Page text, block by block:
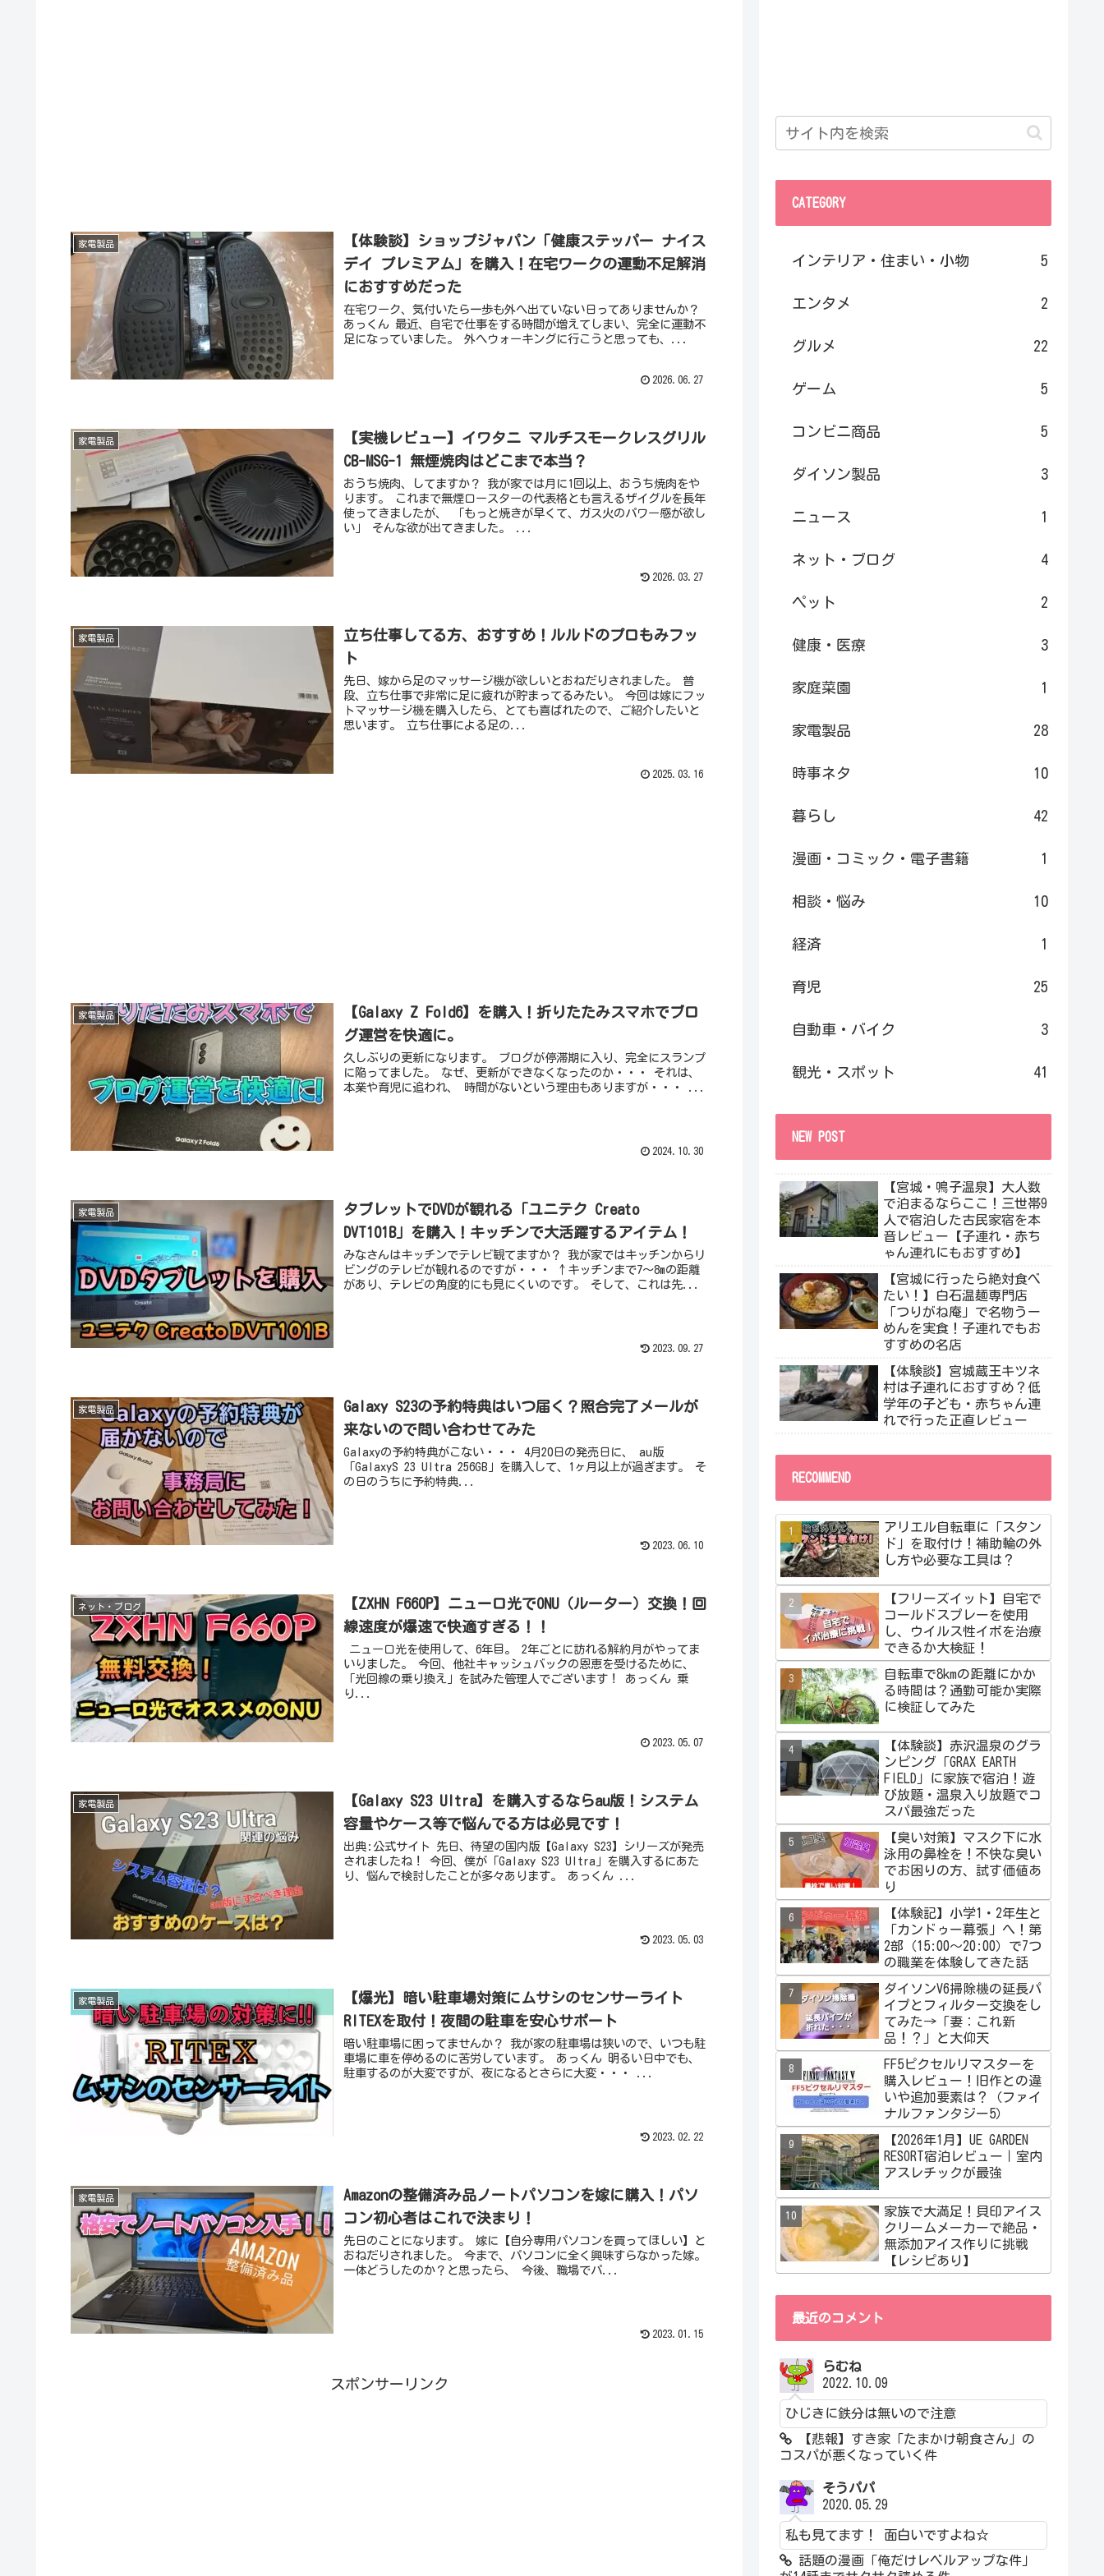
家電製品
【体験談】ショップジャパン「健康ステッパー ナイス
デイ プレミアム」を購入！在宅ワークの運動不足解消
におすすめだった
在宅ワーク、気付いたら一歩も外へ出ていない日ってありませんか？
あっくん 最近、自宅で仕事をする時間が増えてしまい、完全に運動不
足になっていました。 外へウォーキングに行こうと思っても、...
2026.06.27
家電製品
【実機レビュー】イワタニ マルチスモークレスグリル
CB-MSG-1 無煙焼肉はどこまで本当？
おうち焼肉、してますか？ 我が家では月に1回以上、おうち焼肉をや
ります。 これまで無煙ロースターの代表格とも言えるザイグルを長年
使ってきましたが、 「もっと焼きが早くて、ガス火のパワー感が欲し
い」 そんな欲が出てきました。 ...
2026.03.27
家電製品
立ち仕事してる方、おすすめ！ルルドのプロもみフッ
ト
先日、嫁から足のマッサージ機が欲しいとおねだりされました。 普
段、立ち仕事で非常に足に疲れが貯まってるみたい。 今回は嫁にフッ
トマッサージ機を購入したら、とても喜ばれたので、ご紹介したいと
思います。 立ち仕事による足の...
2025.03.16
家電製品
【Galaxy Z Fold6】を購入！折りたたみスマホでブロ
グ運営を快適に。
久しぶりの更新になります。 ブログが停滞期に入り、完全にスランプ
に陥ってました。 なぜ、更新ができなくなったのか・・・ それは、
本業や育児に追われ、 時間がないという理由もありますが・・・ ...
2024.10.30
家電製品
タブレットでDVDが観れる「ユニテク Creato
DVT101B」を購入！キッチンで大活躍するアイテム！
みなさんはキッチンでテレビ観てますか？ 我が家ではキッチンからリ
ビングのテレビが観れるのですが・・・ ↑キッチンまで7～8mの距離
があり、テレビの角度的にも見にくいのです。 そして、これは先...
2023.09.27
家電製品
Galaxy S23の予約特典はいつ届く？照合完了メールが
来ないので問い合わせてみた
Galaxyの予約特典がこない・・・ 4月20日の発売日に、 au版
「GalaxyS 23 Ultra 256GB」を購入して、1ヶ月以上が過ぎます。 そ
の日のうちに予約特典...
2023.06.10
ネット・ブログ
【ZXHN F660P】ニューロ光でONU（ルーター）交換！回
線速度が爆速で快適すぎる！！
ニューロ光を使用して、6年目。 2年ごとに訪れる解約月がやってま
いりました。 今回、他社キャッシュバックの恩恵を受けるために、
「光回線の乗り換え」を試みた管理人でございます！ あっくん 乗
り...
2023.05.07
家電製品
【Galaxy S23 Ultra】を購入するならau版！システム
容量やケース等で悩んでる方は必見です！
出典:公式サイト 先日、待望の国内版【Galaxy S23】シリーズが発売
されましたね！ 今回、僕が「Galaxy S23 Ultra」を購入するにあた
り、悩んで検討したことが多々あります。 あっくん ...
2023.05.03
家電製品
【爆光】暗い駐車場対策にムサシのセンサーライト
RITEXを取付！夜間の駐車を安心サポート
暗い駐車場に困ってませんか？ 我が家の駐車場は狭いので、いつも駐
車場に車を停めるのに苦労しています。 あっくん 明るい日中でも、
駐車するのが大変ですが、夜になるとさらに大変・・・ ...
2023.02.22
家電製品
Amazonの整備済み品ノートパソコンを嫁に購入！パソ
コン初心者はこれで決まり！
先日のことになります。 嫁に【自分専用パソコンを買ってほしい】と
おねだりされました。 今まで、パソコンに全く興味すらなかった嫁。
一体どうしたのか？と思ったら、 今後、職場でパ...
2023.01.15
スポンサーリンク
CATEGORY
インテリア・住まい・小物 5
エンタメ 2
グルメ 22
ゲーム 5
コンビニ商品 5
ダイソン製品 3
ニュース 1
ネット・ブログ 4
ペット 2
健康・医療 3
家庭菜園 1
家電製品 28
時事ネタ 10
暮らし 42
漫画・コミック・電子書籍 1
相談・悩み 10
経済 1
育児 25
自動車・バイク 3
観光・スポット 41
NEW POST
【宮城・鳴子温泉】大人数
で泊まるならここ！三世帯9
人で宿泊した古民家宿を本
音レビュー【子連れ・赤ち
ゃん連れにもおすすめ】
【宮城に行ったら絶対食べ
たい！】白石温麺専門店
「つりがね庵」で名物うー
めんを実食！子連れでもお
すすめの名店
【体験談】宮城蔵王キツネ
村は子連れにおすすめ？低
学年の子ども・赤ちゃん連
れで行った正直レビュー
RECOMMEND
アリエル自転車に「スタン
ド」を取付け！補助輪の外
し方や必要な工具は？
【フリーズイット】自宅で
コールドスプレーを使用
し、ウイルス性イボを治療
できるか大検証！
自転車で8kmの距離にかか
る時間は？通勤可能か実際
に検証してみた
【体験談】赤沢温泉のグラ
ンピング「GRAX EARTH
FIELD」に家族で宿泊！遊
び放題・温泉入り放題でコ
スパ最強だった
【臭い対策】マスク下に水
泳用の鼻栓を！不快な臭い
でお困りの方、試す価値あ
り
【体験記】小学1・2年生と
「カンドゥー幕張」へ！第
2部（15:00〜20:00）で7つ
の職業を体験してきた話
ダイソンV6掃除機の延長パ
イプとフィルター交換をし
てみた→「妻：これ新
品！？」と大仰天
FF5ピクセルリマスターを
購入レビュー！旧作との違
いや追加要素は？（ファイ
ナルファンタジー5）
【2026年1月】UE GARDEN
RESORT宿泊レビュー｜室内
アスレチックが最強
家族で大満足！貝印アイス
クリームメーカーで絶品・
無添加アイス作りに挑戦
【レシピあり】
最近のコメント
らむね
2022.10.09
ひじきに鉄分は無いので注意
【悲報】すき家「たまかけ朝食さん」の
コスパが悪くなっていく件
そうパパ
2020.05.29
私も見てます！ 面白いですよね☆
話題の漫画「俺だけレベルアップな件」